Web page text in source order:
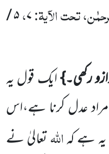
تحت الآیۃ:۷،۵/
رکھی۔}ایک قول یہ
عدل کرنا ہے،اس
ہے کہاللہتعالیٰ نے